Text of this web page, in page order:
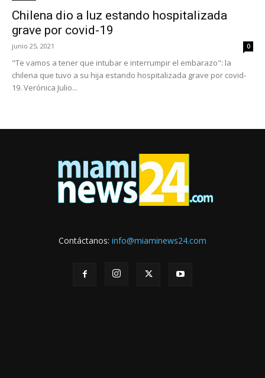
Chilena dio a luz estando hospitalizada
grave por covid-19
junio 25, 2021 0
"Te vamos a tener que intubar e interrumpir el embarazo": la
chilena que tuvo a su hija estando hospitalizada grave por covid-
19. Verónica Julio...
Contáctanos: info@miaminews24.com